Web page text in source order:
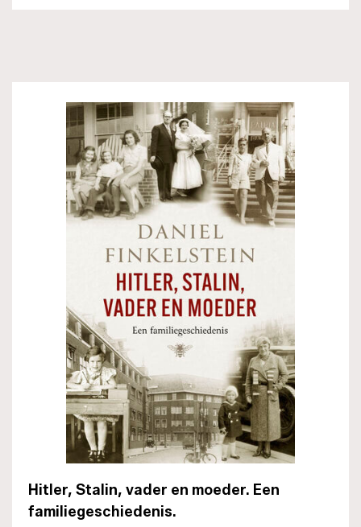
Hitler, Stalin, vader en moeder. Een
familiegeschiedenis.